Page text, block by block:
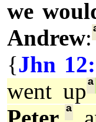
we
Andrew:
{Jhn
went upª
ª